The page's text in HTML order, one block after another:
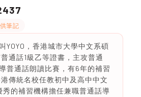
筆記
YOYO，香港城市大學中文系碩
通話1級乙等證書，主攻普通
普通話朗讀比賽，有6年的補習
傳統名校任教初中及高中中文
秀的補習機構擔任兼職普通話導